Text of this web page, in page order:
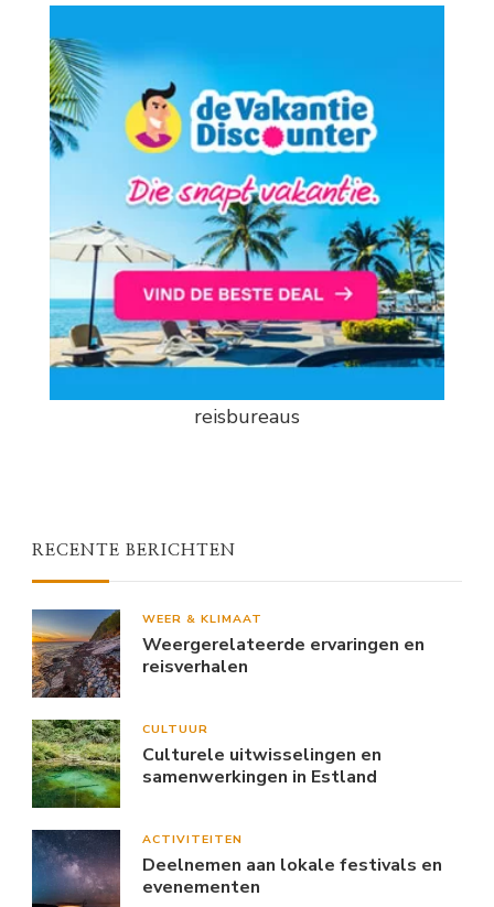
reisbureaus
RECENTE BERICHTEN
WEER & KLIMAAT
Weergerelateerde ervaringen en
reisverhalen
CULTUUR
Culturele uitwisselingen en
samenwerkingen in Estland
ACTIVITEITEN
Deelnemen aan lokale festivals en
evenementen